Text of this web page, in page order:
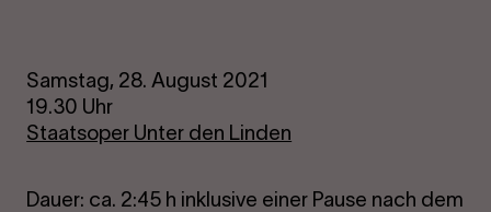
Samstag, 28. August 2021
19.30 Uhr
Staatsoper Unter den Linden
Dauer: ca. 2:45 h inklusive einer Pause nach dem